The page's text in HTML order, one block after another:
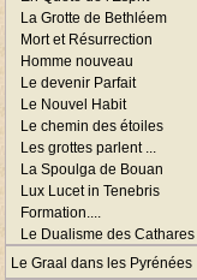
La Grotte de Bethléem
Mort et Résurrection
Homme nouveau
Le devenir Parfait
Le Nouvel Habit
Le chemin des étoiles
Les grottes parlent ...
La Spoulga de Bouan
Lux Lucet in Tenebris
Formation....
Le Dualisme des Cathares
Le Graal dans les Pyrénées